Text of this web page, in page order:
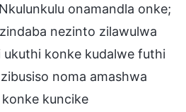
onamandla onke;
nezinto zilawulwa
ukuthi konke kudalwe futhi
noma amashwa
kuncike